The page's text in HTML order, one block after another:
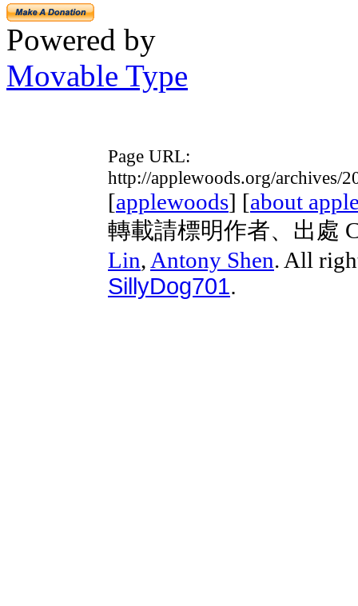
Powered by
Movable Type
Page URL:
http://applewoods.org/archives/
[applewoods] [about
轉載請標明作者、出處
Lin, Antony Shen. All
SillyDog701.